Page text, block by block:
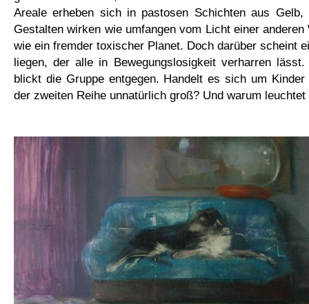
Areale erheben sich in pastosen Schichten aus
Gestalten wirken wie umfangen vom Licht einer
wie ein fremder toxischer Planet. Doch darüber scheint
liegen, der alle in Bewegungslosigkeit verharren lässt.
blickt die Gruppe entgegen. Handelt es sich um
der zweiten Reihe unnatürlich groß? Und warum